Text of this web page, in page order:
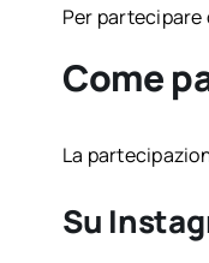
Per
Come
La
Su